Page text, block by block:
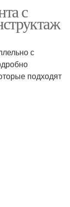
фундамента
с
с
подходят